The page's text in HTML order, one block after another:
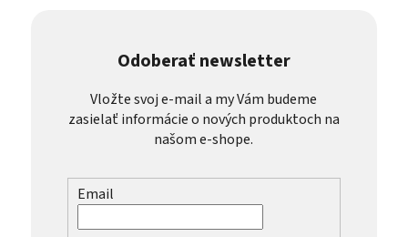
Odoberať newsletter
Vložte svoj e-mail a my Vám budeme
zasielať informácie o nových produktoch na
našom e-shope.
Email